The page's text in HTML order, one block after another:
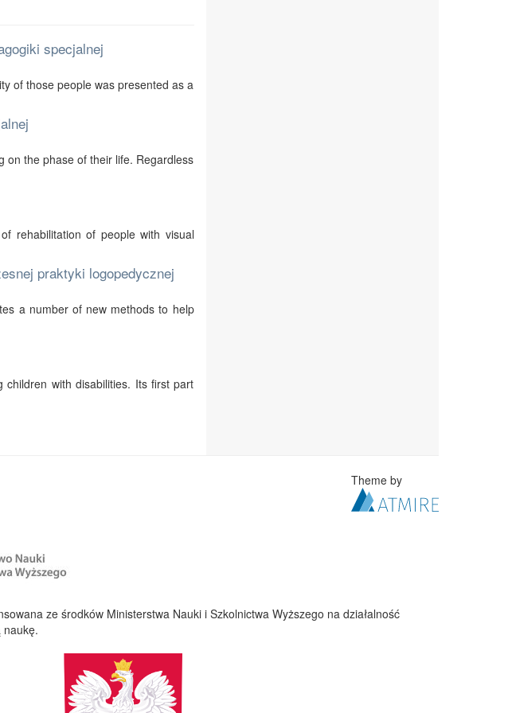
specjalnej
of those people was presented as a
on the phase of their life. Regardless
rehabilitation of people with visual
praktyki logopedycznej
a number of new methods to help
with disabilities. Its first part
Theme by
ze środków Ministerstwa Nauki i Szkolnictwa Wyższego na działalność
naukę.